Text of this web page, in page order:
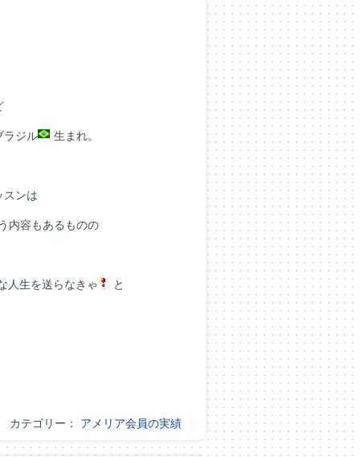
ラジル 生まれ。
スンは
内容もあるものの
人生を送らなきゃ と
カテゴリー： アメリア会員の実績